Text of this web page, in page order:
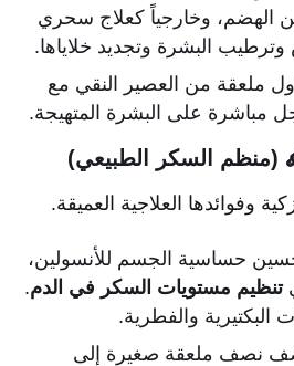
الهضم، وخارجياً كعلاج سحري
البشرة وتجديد خلاياها.
ملعقة من العصير النقي مع
مباشرة على البشرة المتهيجة.
وفوائدها العلاجية العميقة.
حساسية الجسم للأنسولين،
تنظيم مستويات السكر في الدم.
البكتيرية والفطرية.
نصف ملعقة صغيرة إلى